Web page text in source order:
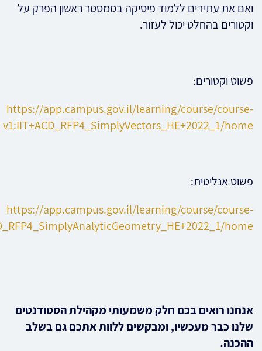
ואם את עתידים ללמוד פיסיקה בסמסטר ראשון הפרק על
וקטורים בהחלט יכול לעזור.
פשוט וקטורים:
https://app.campus.gov.il/learning/course/course-
v1:IIT+ACD_RFP4_SimplyVectors_HE+2022_1/home
פשוט אנליטית:
https://app.campus.gov.il/learning/course/course-
home
אנחנו רואים בכם חלק משמעותי מקהילת הסטודנטים
שלנו כבר מעכשיו, ומבקשים ללוות אתכם גם בשלב
ההכנה.